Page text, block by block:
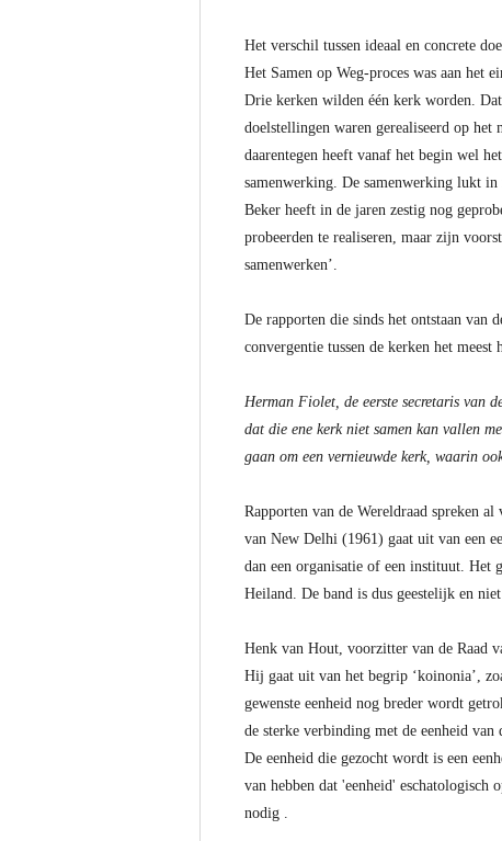
Het verschil tussen ideaal en concrete
Het Samen op Weg-proces was aan het
Drie kerken wilden één kerk worden.
doelstellingen waren gerealiseerd op
daarentegen heeft vanaf het begin wel
samenwerking. De samenwerking lukt
Beker heeft in de jaren zestig nog
probeerden te realiseren, maar zijn
samenwerken’.
De rapporten die sinds het ontstaan van
convergentie tussen de kerken het meest
Herman Fiolet, de eerste secretaris van
dat die ene kerk niet samen kan vallen
gaan om een vernieuwde kerk, waarin
Rapporten van de Wereldraad spreken
van New Delhi (1961) gaat uit van een
dan een organisatie of een instituut. Het
Heiland. De band is dus geestelijk en
Henk van Hout, voorzitter van de Raad
Hij gaat uit van het begrip ‘koinonia’,
gewenste eenheid nog breder wordt
de sterke verbinding met de eenheid
De eenheid die gezocht wordt is een
van hebben dat 'eenheid'
nodig .